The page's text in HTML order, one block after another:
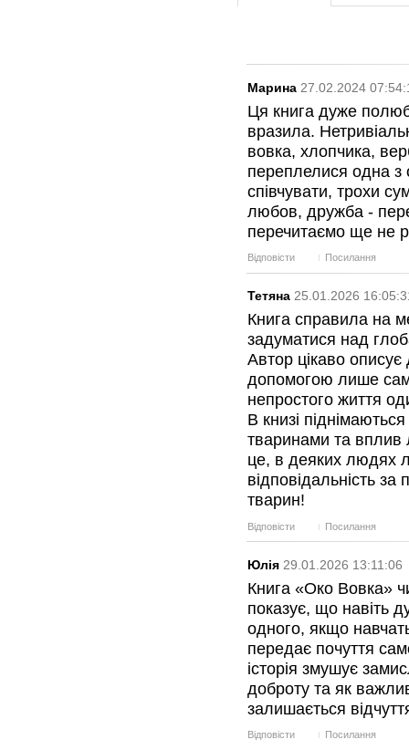
Марина 27.02.2024
Ця книга дуже
вразила.
вовка, хлопчика,
переплелися одна з
співчувати, трохи
любов, дружба -
перечитаємо ще не
Відповісти Посилання
Тетяна 25.01.2026
Книга справила на
задуматися над
Автор цікаво
допомогою лише
непростого життя
В книзі
тваринами та
це, в деяких людях
відповідальність
тварин!
Відповісти Посилання
Юлія 29.01.2026 13:11:06
Книга «Око Вовка»
показує, що навіть
одного, якщо
передає почуття
історія змушує
доброту та як
залишається
Відповісти Посилання